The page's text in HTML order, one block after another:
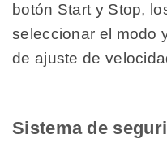
botón Start y Stop,
seleccionar el modo
de ajuste de
Sistema de